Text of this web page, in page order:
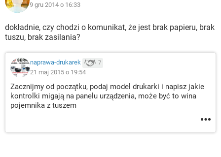
9 gru 2014 o 16:33
dokładnie, czy chodzi o komunikat, że jest brak papieru, brak
tuszu, brak zasilania?
naprawa-drukarek 7
21 maj 2015 o 19:54
Zacznijmy od początku, podaj model drukarki i napisz jakie
kontrolki migają na panelu urządzenia, może być to wina
pojemnika z tuszem